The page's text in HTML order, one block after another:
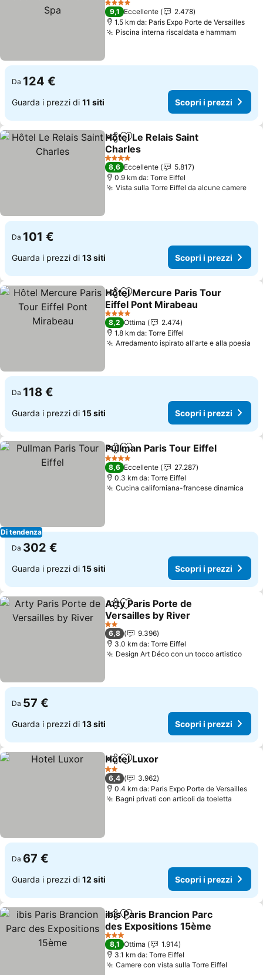
4 Stelle
9,1 Eccellente
2.478
1.5 km da: Paris Expo Porte de Versailles
Piscina interna riscaldata e hammam
Da 124 €
Guarda i prezzi di 11 siti Scopri i prezzi
CondividiAggiungi ai preferiti
Hôtel Le Relais Saint
Charles
4 Stelle
8,6 Eccellente
5.817
0.9 km da: Torre Eiffel
Vista sulla Torre Eiffel da alcune camere
Da 101 €
Guarda i prezzi di 13 siti Scopri i prezzi
CondividiAggiungi ai preferiti
Hôtel Mercure Paris Tour
Eiffel Pont Mirabeau
4 Stelle
8,2 Ottima
2.474
1.8 km da: Torre Eiffel
Arredamento ispirato all'arte e alla poesia
Da 118 €
Guarda i prezzi di 15 siti Scopri i prezzi
Di tendenza
CondividiAggiungi ai preferiti
Pullman Paris Tour Eiffel
4 Stelle
8,6 Eccellente
27.287
0.3 km da: Torre Eiffel
Cucina californiana-francese dinamica
Da 302 €
Guarda i prezzi di 15 siti Scopri i prezzi
CondividiAggiungi ai preferiti
Arty Paris Porte de
Versailles by River
2 Stelle
6,8
9.396
3.0 km da: Torre Eiffel
Design Art Déco con un tocco artistico
Da 57 €
Guarda i prezzi di 13 siti Scopri i prezzi
CondividiAggiungi ai preferiti
Hotel Luxor
2 Stelle
6,4
3.962
0.4 km da: Paris Expo Porte de Versailles
Bagni privati con articoli da toeletta
Da 67 €
Guarda i prezzi di 12 siti Scopri i prezzi
CondividiAggiungi ai preferiti
ibis Paris Brancion Parc
des Expositions 15ème
3 Stelle
8,1 Ottima
1.914
3.1 km da: Torre Eiffel
Camere con vista sulla Torre Eiffel